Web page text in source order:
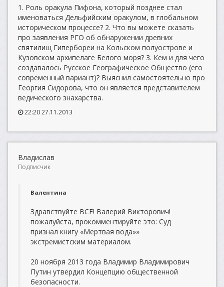
1. Роль оракула Пифона, который позднее стал
именоваться Дельфийским оракулом, в глобальном
историческом процессе? 2. Что вы можете сказать
про заявления РГО об обнаружении древних
святилищ Гипербореи на Кольском полуострове и
Кузовском архипелаге Белого моря? 3. Кем и для чего
создавалось Русское Географическое Общество (его
современный вариант)? Выяснил самостоятельно про
Георгия Сидорова, что он является представителем
ведического знахарства.
22:20 27.11.2013
Владислав
Подписчик
Валентина
Здравствуйте ВСЕ! Валерий Викторович!
пожалуйста, прокомментируйте это: Суд
признал книгу «Мертвая вода»»
экстремистским материалом.
20 ноября 2013 года Владимир Владимирович
Путин утвердил Концепцию общественной
безопасности.